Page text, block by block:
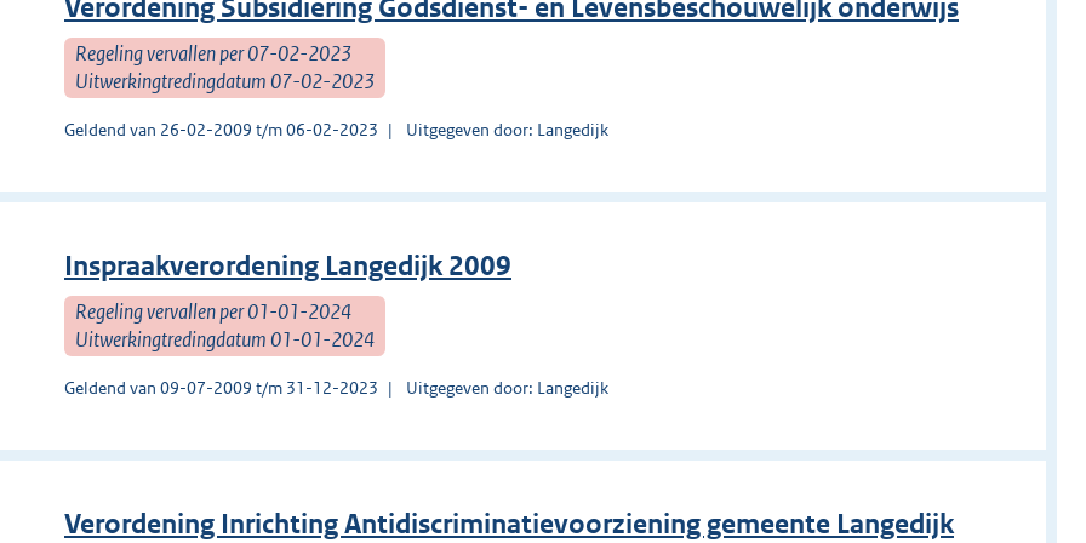
Verordening Subsidiëring Godsdienst- en Levensbeschouwelijk onderwijs
Regeling vervallen per 07-02-2023
Uitwerkingtredingdatum 07-02-2023
Geldend van 26-02-2009 t/m 06-02-2023 Uitgegeven door: Langedijk
Inspraakverordening Langedijk 2009
Regeling vervallen per 01-01-2024
Uitwerkingtredingdatum 01-01-2024
Geldend van 09-07-2009 t/m 31-12-2023 Uitgegeven door: Langedijk
Verordening Inrichting Antidiscriminatievoorziening gemeente Langedijk